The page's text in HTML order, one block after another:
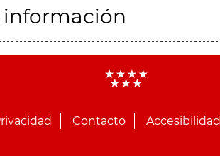
información
Contacto Accesibilidad